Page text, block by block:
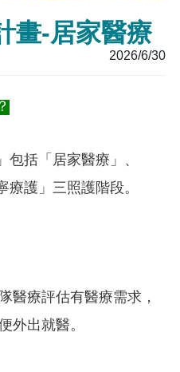
畫-居家醫療
2026/6/30
包括「居家醫療」、
療護」三照護階段。
醫療評估有醫療需求，
外出就醫。